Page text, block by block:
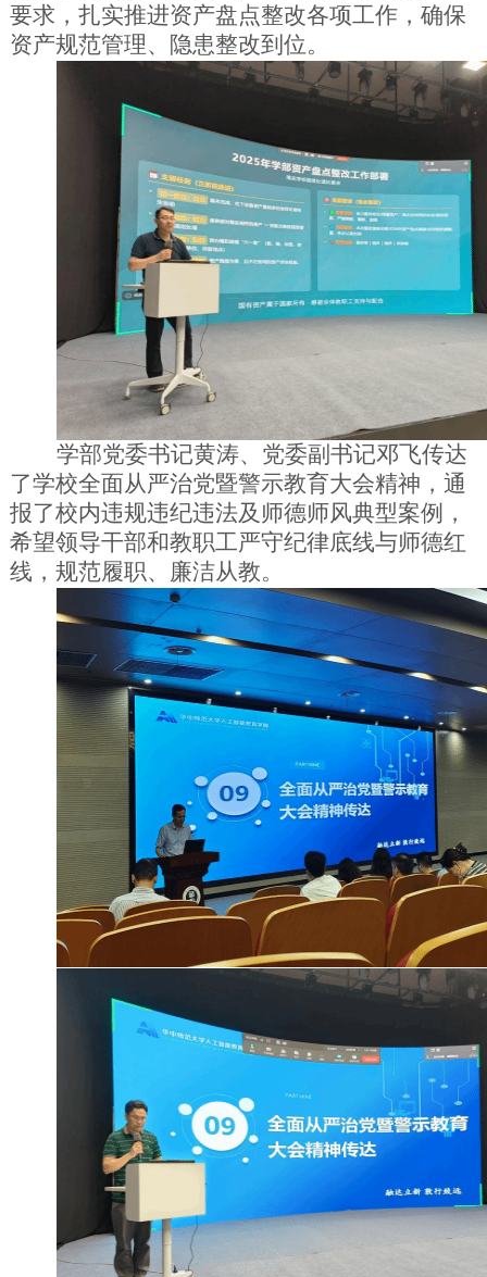
要求，扎实推进资产盘点整改各项工作，确保
资产规范管理、隐患整改到位。
学部党委书记黄涛、党委副书记邓飞传达
了学校全面从严治党暨警示教育大会精神，通
报了校内违规违纪违法及师德师风典型案例，
希望领导干部和教职工严守纪律底线与师德红
线，规范履职、廉洁从教。